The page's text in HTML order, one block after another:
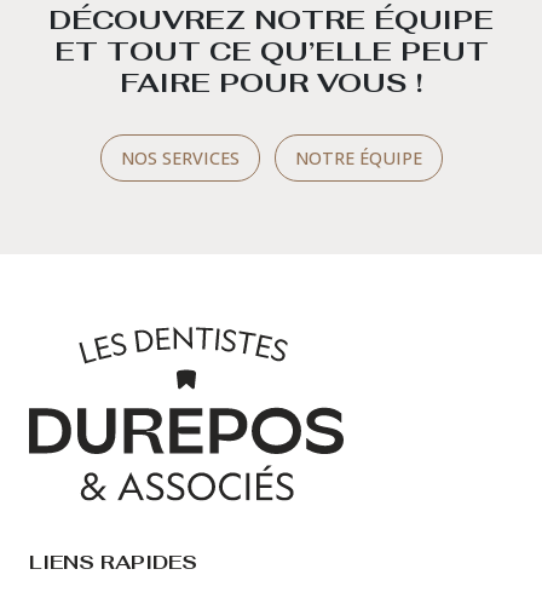
DÉCOUVREZ NOTRE ÉQUIPE
ET TOUT CE QU’ELLE PEUT
FAIRE POUR VOUS !
NOS SERVICES NOTRE ÉQUIPE
LIENS RAPIDES